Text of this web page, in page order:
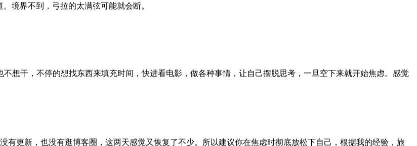
境界不到，弓拉的太满弦可能就会断。
想干，不停的想找东西来填充时间，快进看电影，做各种事情，让自己摆脱思考，一旦空下来就开始焦虑。感觉
有更新，也没有逛博客圈，这两天感觉又恢复了不少。所以建议你在焦虑时彻底放松下自己，根据我的经验，旅